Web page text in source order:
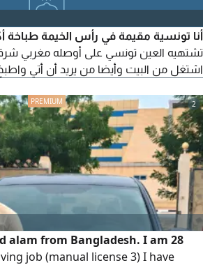
أنا تونسية مقيمة في رأس الخيمة
تشتهيه العين تونسي على أوصله مغربي
اشتغل من البيت وأيضا من يريد أن أتي واطبخ
2
alam from Bangladesh. I am 28
job (manual license 3) I have